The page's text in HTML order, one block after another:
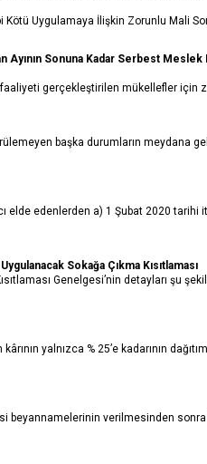
Kötü Uygulamaya İlişkin Zorunlu Mali
Sonuna Kadar Serbest Meslek
gerçekleştirilen mükellefler için
başka durumların meydana
elde edenlerden a) 1 Şubat 2020 tarihi
Sokağa Çıkma Kısıtlaması
Genelgesi’nin detayları şu
yalnızca % 25’e kadarının
verilmesinden sonra